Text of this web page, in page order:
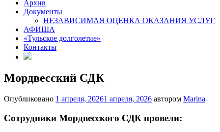
Архив
Документы
НЕЗАВИСИМАЯ ОЦЕНКА ОКАЗАНИЯ УСЛУГ
АФИША
«Тульское долголетие»
Контакты
Мордвесский СДК
Опубликовано 1 апреля, 20261 апреля, 2026 автором Marina
Сотрудники Мордвесского СДК провели: